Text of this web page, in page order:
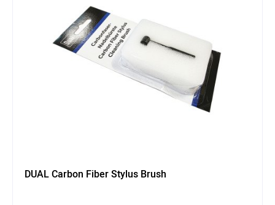
DUAL Carbon Fiber Stylus Brush